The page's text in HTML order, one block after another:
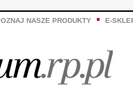
NASZE PRODUKTY E-